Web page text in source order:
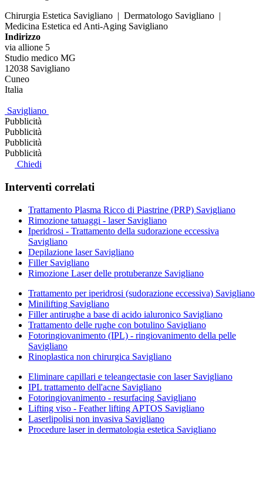
Chirurgia Estetica Savigliano | Dermatologo Savigliano |
Medicina Estetica ed Anti-Aging Savigliano
Indirizzo
via allione 5
Studio medico MG
12038 Savigliano
Cuneo
Italia
Savigliano
Pubblicità
Pubblicità
Pubblicità
Pubblicità
Chiedi
Interventi correlati
Trattamento Plasma Ricco di Piastrine (PRP) Savigliano
Rimozione tatuaggi - laser Savigliano
Iperidrosi - Trattamento della sudorazione eccessiva
Savigliano
Depilazione laser Savigliano
Filler Savigliano
Rimozione Laser delle protuberanze Savigliano
Trattamento per iperidrosi (sudorazione eccessiva) Savigliano
Minilifting Savigliano
Filler antirughe a base di acido ialuronico Savigliano
Trattamento delle rughe con botulino Savigliano
Fotoringiovanimento (IPL) - ringiovanimento della pelle
Savigliano
Rinoplastica non chirurgica Savigliano
Eliminare capillari e teleangectasie con laser Savigliano
IPL trattamento dell'acne Savigliano
Fotoringiovanimento - resurfacing Savigliano
Lifting viso - Feather lifting APTOS Savigliano
Laserlipolisi non invasiva Savigliano
Procedure laser in dermatologia estetica Savigliano